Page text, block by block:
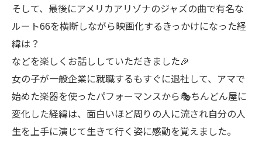
そして、最後にアメリカアリゾナのジャズの曲で有名な
ルート66を横断しながら映画化するきっかけになった経
緯は？
などを楽しくお話ししていただきました🎉
女の子が一般企業に就職するもすぐに退社して、アマで
始めた楽器を使ったパフォーマンスから🎭ちんどん屋に
変化した経緯は、面白いほど周りの人に流され自分の人
生を上手に演じて生きて行く姿に感動を覚えました。